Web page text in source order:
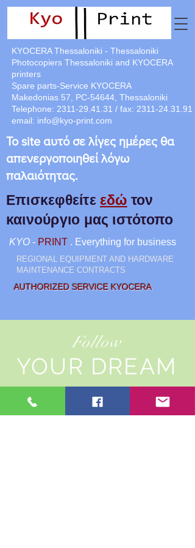
AUTHORIZED SERVICE KYOCERA
KYOCERA Thessaloniki - Thessaloniki
Photocopiers Thessaloniki and KYOCERA
printers
Spare parts-Service KYOCERA
Makedonias 57, PC-54644, Thessaloniki
Telephone: 2311-29.41.31 / fax: 2311-24.31.91
email: info@kyo-print.com
KYO - PRINT . Everything for business
REGIONAL EQUIPMENT AND HARDWARE
MAINTENANCE CONTRACTS
Το site αυτό σε λίγες ημέρες θα
απενεργοποιηθεί λόγω
παλαιότητας.
Επισκεφθείτε εδώ τον
καινούργιο μας ιστότοπο
LEASING
Follow
YOUR DREAM